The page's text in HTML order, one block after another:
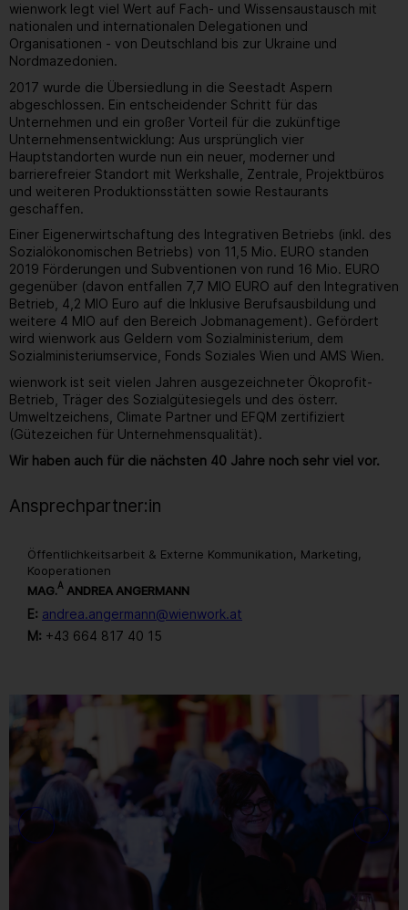
wienwork legt viel Wert auf Fach- und Wissensaustausch mit
nationalen und internationalen Delegationen und
Organisationen - von Deutschland bis zur Ukraine und
Nordmazedonien.
2017 wurde die Übersiedlung in die Seestadt Aspern
abgeschlossen. Ein entscheidender Schritt für das
Unternehmen und ein großer Vorteil für die zukünftige
Unternehmensentwicklung: Aus ursprünglich vier
Hauptstandorten wurde nun ein neuer, moderner und
barrierefreier Standort mit Werkshalle, Zentrale, Projektbüros
und weiteren Produktionsstätten sowie Restaurants
geschaffen.
Einer Eigenerwirtschaftung des Integrativen Betriebs (inkl. des
Sozialökonomischen Betriebs) von 11,5 Mio. EURO standen
2019 Förderungen und Subventionen von rund 16 Mio. EURO
gegenüber (davon entfallen 7,7 MIO EURO auf den Integrativen
Betrieb, 4,2 MIO Euro auf die Inklusive Berufsausbildung und
weitere 4 MIO auf den Bereich Jobmanagement). Gefördert
wird wienwork aus Geldern vom Sozialministerium, dem
Sozialministeriumservice, Fonds Soziales Wien und AMS Wien.
wienwork ist seit vielen Jahren ausgezeichneter Ökoprofit-
Betrieb, Träger des Sozialgütesiegels und des österr.
Umweltzeichens, Climate Partner und EFQM zertifiziert
(Gütezeichen für Unternehmensqualität).
Wir haben auch für die nächsten 40 Jahre noch sehr viel vor.
Ansprechpartner:in
Öffentlichkeitsarbeit & Externe Kommunikation, Marketing,
Kooperationen
MAG.A ANDREA ANGERMANN
E: andrea.angermann@wienwork.at
M: +43 664 817 40 15